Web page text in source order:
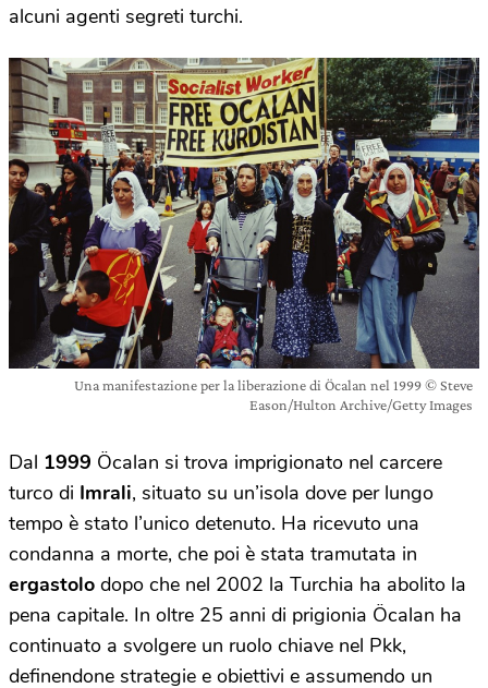
alcuni agenti segreti turchi.
Una manifestazione per la liberazione di Öcalan nel 1999 © Steve
Eason/Hulton Archive/Getty Images
Dal 1999 Öcalan si trova imprigionato nel carcere
turco di Imrali, situato su un’isola dove per lungo
tempo è stato l’unico detenuto. Ha ricevuto una
condanna a morte, che poi è stata tramutata in
ergastolo dopo che nel 2002 la Turchia ha abolito la
pena capitale. In oltre 25 anni di prigionia Öcalan ha
continuato a svolgere un ruolo chiave nel Pkk,
definendone strategie e obiettivi e assumendo un